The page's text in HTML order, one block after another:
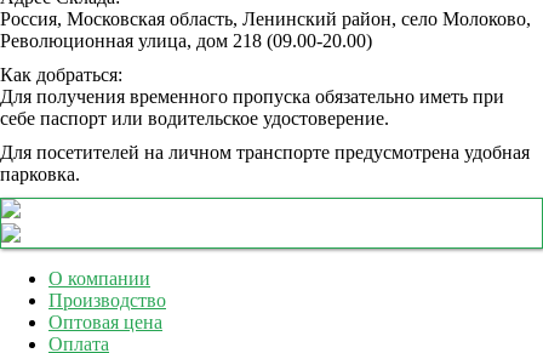
Россия, Московская область, Ленинский район, село Молоково,
Революционная улица, дом 218 (09.00-20.00)
Как добраться:
Для получения временного пропуска обязательно иметь при
себе паспорт или водительское удостоверение.
Для посетителей на личном транспорте предусмотрена удобная
парковка.
О компании
Производство
Оптовая цена
Оплата